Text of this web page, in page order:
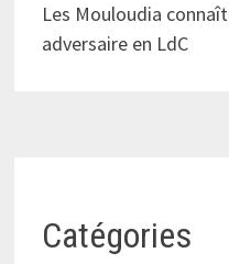
Les Mouloudia
adversaire en LdC
Catégories